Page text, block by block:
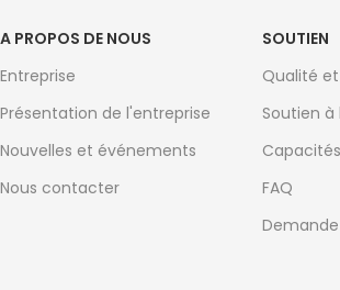
A PROPOS DE NOUS
Entreprise
Présentation de l'entreprise
Nouvelles et événements
Nous contacter
SOUTIEN
Qualité
Soutien
Capacités
FAQ